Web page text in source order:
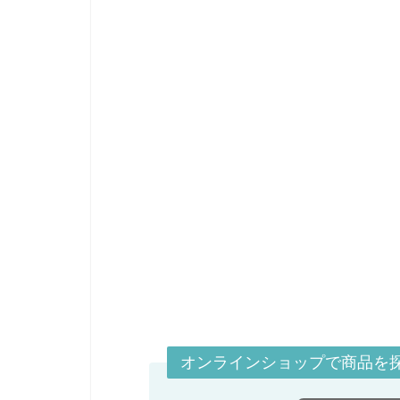
オンラインショップで商品を